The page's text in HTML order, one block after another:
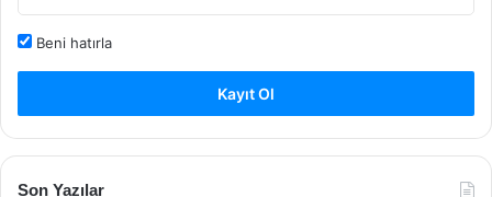
Beni hatırla
Kayıt Ol
Son Yazılar